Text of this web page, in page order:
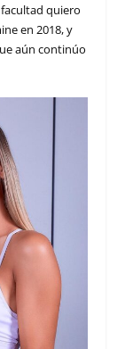
quiero
en 2018, y
aún continúo